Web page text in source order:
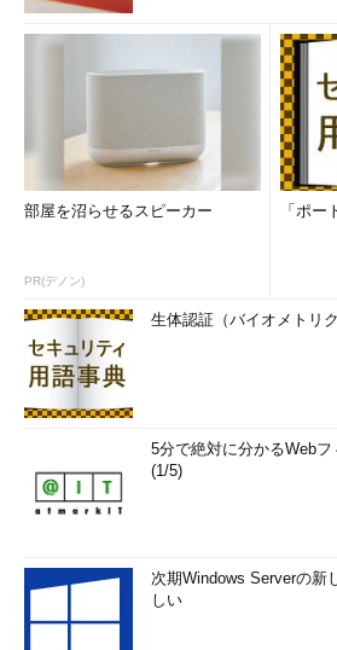
部屋を沼らせるスピーカー
PR(デノン)
「ポー
生体認証（バイオメトリ
5分で絶対に分かるWebフ
(1/5)
次期Windows Serverの新
しい